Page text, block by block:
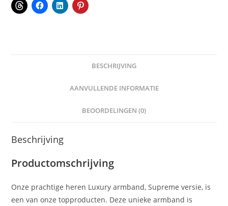
BESCHRIJVING
AANVULLENDE INFORMATIE
BEOORDELINGEN (0)
Beschrijving
Productomschrijving
Onze prachtige heren Luxury armband, Supreme versie, is
een van onze topproducten. Deze unieke armband is